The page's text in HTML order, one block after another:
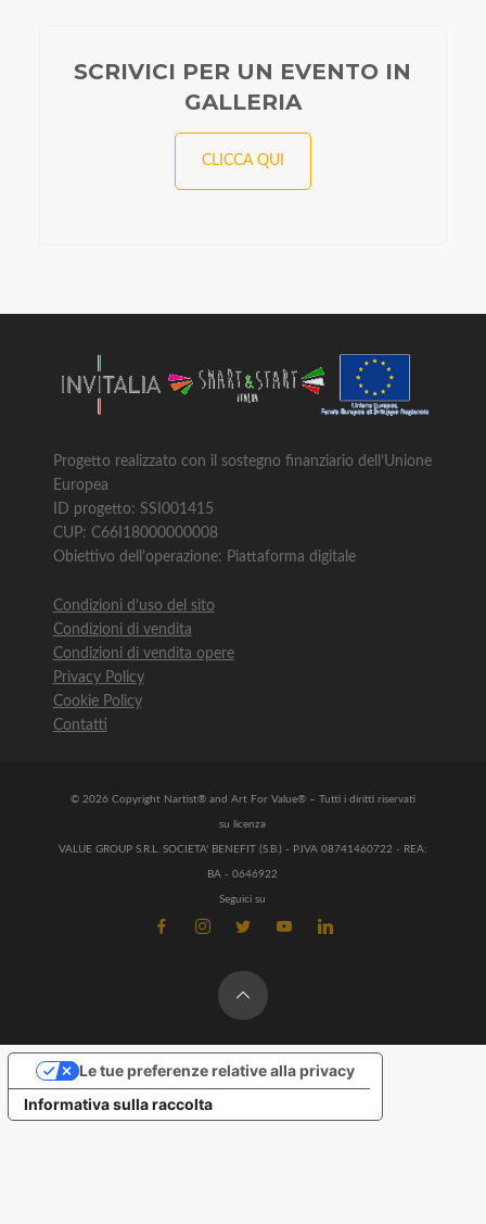
SCRIVICI PER UN EVENTO IN
GALLERIA
CLICCA QUI
Progetto realizzato con il sostegno finanziario dell’Unione
Europea
ID progetto: SSI001415
CUP: C66I18000000008
Obiettivo dell’operazione: Piattaforma digitale
Condizioni d’uso del sito
Condizioni di vendita
Condizioni di vendita opere
Privacy Policy
Cookie Policy
Contatti
© 2026 Copyright Nartist® and Art For Value® – Tutti i diritti riservati
su licenza
VALUE GROUP S.R.L. SOCIETA' BENEFIT (S.B.) - P.IVA 08741460722 - REA:
BA - 0646922
Seguici su
Informativa sulla raccolta
Le tue preferenze relative alla privacy